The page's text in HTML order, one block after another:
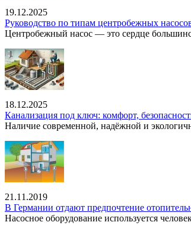
19.12.2025
Руководство по типам центробежных
Центробежный насос — это сердце
18.12.2025
Канализация под ключ: комфорт,
Наличие современной, надёжной и
21.11.2019
В Германии отдают предпочтение
Насосное оборудование используется